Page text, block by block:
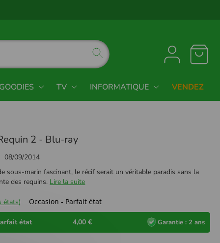
TV INFORMATIQUE VENDEZ
2 - Blu-ray
08/09/2014
sous-marin fascinant, le récif serait un véritable paradis sans la
des requins. Lire la suite
états) Occasion - Parfait état
état 4,00 € Garantie : 2 ans